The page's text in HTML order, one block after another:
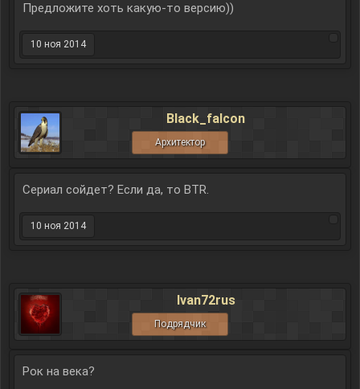
Предложите хоть какую-то версию))
10 ноя 2014
Black_falcon
Архитектор
Сериал сойдет? Если да, то BTR.
10 ноя 2014
Ivan72rus
Подрядчик
Рок на века?